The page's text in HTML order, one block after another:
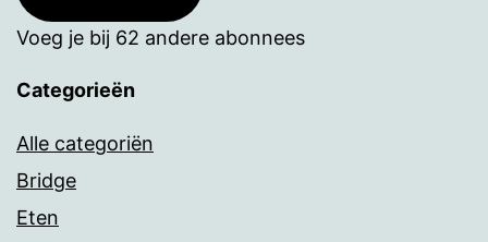
Voeg je bij 62 andere abonnees
Categorieën
Alle categoriën
Bridge
Eten